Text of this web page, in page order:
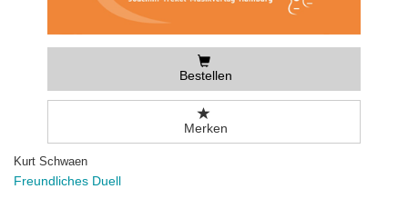
Bestellen
Merken
Kurt Schwaen
Freundliches Duell